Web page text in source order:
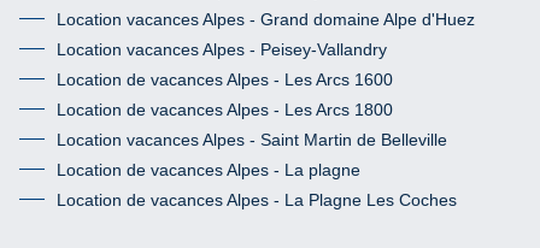
Location vacances Alpes - Grand domaine Alpe d'Huez
Location vacances Alpes - Peisey-Vallandry
Location de vacances Alpes - Les Arcs 1600
Location de vacances Alpes - Les Arcs 1800
Location vacances Alpes - Saint Martin de Belleville
Location de vacances Alpes - La plagne
Location de vacances Alpes - La Plagne Les Coches